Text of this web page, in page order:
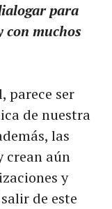
para
con muchos
parece ser
de nuestra
las
crean aún
y
de este